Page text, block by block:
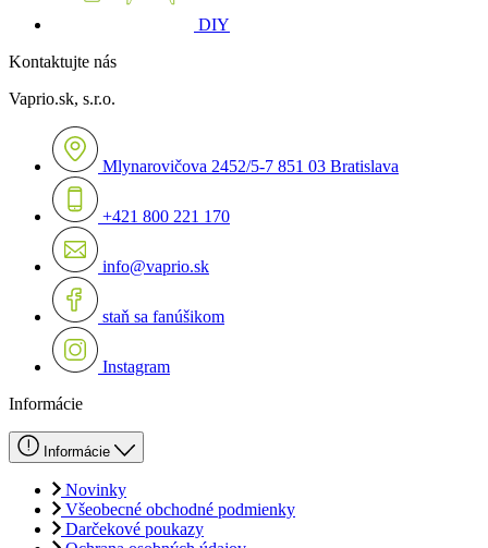
DIY
Kontaktujte nás
Vaprio.sk, s.r.o.
Mlynarovičova 2452/5-7 851 03 Bratislava
+421 800 221 170
info@vaprio.sk
staň sa fanúšikom
Instagram
Informácie
Informácie
Novinky
Všeobecné obchodné podmienky
Darčekové poukazy